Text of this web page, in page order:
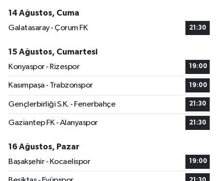
14 Ağustos, Cuma
Galatasaray - Çorum FK
21:30
15 Ağustos, Cumartesi
Konyaspor - Rizespor
19:00
Kasımpaşa - Trabzonspor 19:00
Gençlerbirliği S.K. - Fenerbahçe 21:30
Gaziantep FK - Alanyaspor 21:30
16 Ağustos, Pazar
Başakşehir - Kocaelispor
19:00